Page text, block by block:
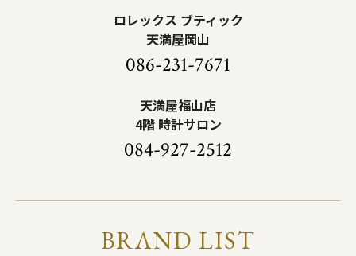
ロレックス ブティック
天満屋岡山
086-231-7671
天満屋福山店
4階 時計サロン
084-927-2512
BRAND LIST